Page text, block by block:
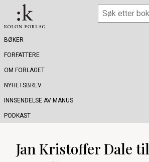
BØKER
FORFATTERE
OM FORLAGET
NYHETSBREV
INNSENDELSE AV MANUS
PODKAST
Jan Kristoffer Dale til